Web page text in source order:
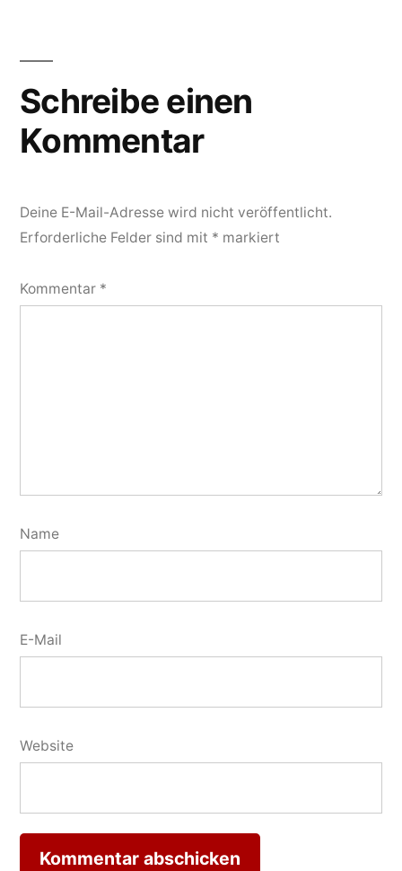
Schreibe einen
Kommentar
Deine E-Mail-Adresse wird nicht veröffentlicht.
Erforderliche Felder sind mit * markiert
Kommentar *
Name
E-Mail
Website